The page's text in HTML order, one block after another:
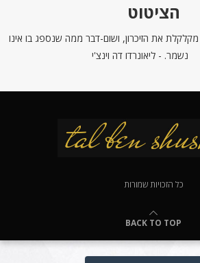
הציטוט
את הזיכרון, ושום-דבר ממה שנספג בו אינו
נשמר. - ליאונרדו דה וינצ'י
כל הזכויות שמורות
BACK TO TOP